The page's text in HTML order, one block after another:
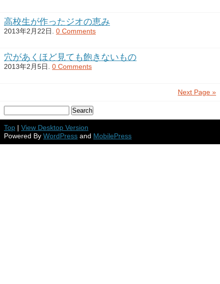
高校生が作ったジオの恵み
2013年2月22日. 0 Comments
穴があくほど見ても飽きないもの
2013年2月5日. 0 Comments
Next Page »
Top | View Desktop Version
Powered By WordPress and MobilePress